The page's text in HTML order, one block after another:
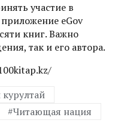
участие в
eGov
книг. Важно
так и его автора.
#Читающая нация